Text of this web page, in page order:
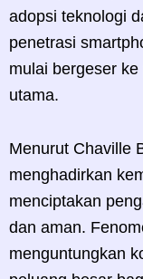
adopsi teknologi
penetrasi
mulai bergeser
utama.
Menurut Chaville
menghadirkan
menciptakan
dan aman.
menguntungkan